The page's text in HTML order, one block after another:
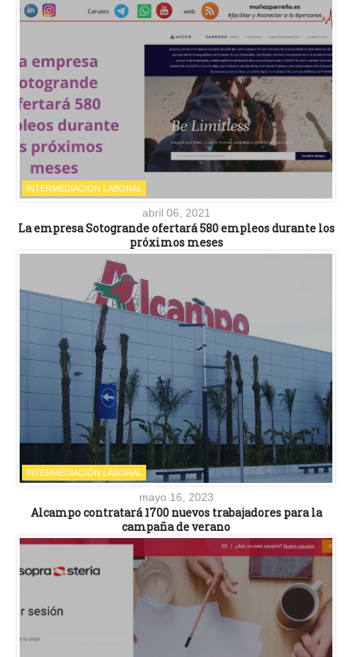
INTERMEDIACIÓN LABORAL
abril 06, 2021
La empresa Sotogrande ofertará 580 empleos durante los
próximos meses
INTERMEDIACIÓN LABORAL
mayo 16, 2023
Alcampo contratará 1700 nuevos trabajadores para la
campaña de verano